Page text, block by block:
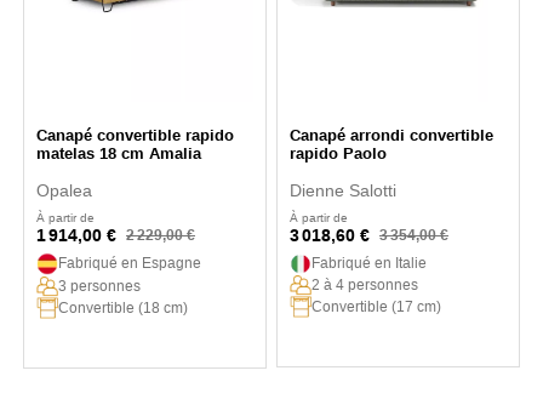
Canapé convertible rapido
matelas 18 cm Amalia
Opalea
À partir de
1 914,00 € 2 229,00 €
Fabriqué en Espagne
3 personnes
Convertible (18 cm)
Canapé arrondi convertible
rapido Paolo
Dienne Salotti
À partir de
3 018,60 € 3 354,00 €
Fabriqué en Italie
2 à 4 personnes
Convertible (17 cm)